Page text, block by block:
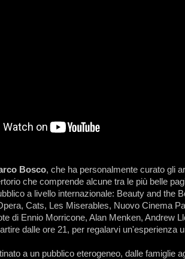
Bosco, che ha personalmente curato gli
che comprende alcune tra le più belle
a livello internazionale: Beauty and the
Cats, Les Miserables, Nuovo Cinema
di Ennio Morricone, Alan Menken, Andrew
dalle ore 21, per regalarvi un'esperienza
a un pubblico eterogeneo, dalle famiglie